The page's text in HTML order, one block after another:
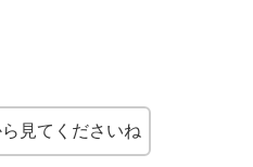
見てくださいね